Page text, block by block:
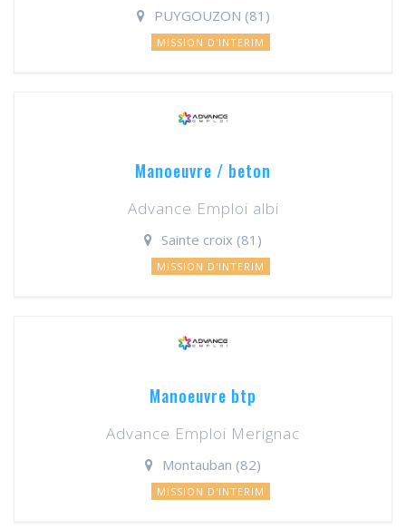
PUYGOUZON (81)
MISSION D'INTERIM
Manoeuvre / beton
Advance Emploi albi
Sainte croix (81)
MISSION D'INTERIM
Manoeuvre btp
Advance Emploi Merignac
Montauban (82)
MISSION D'INTERIM